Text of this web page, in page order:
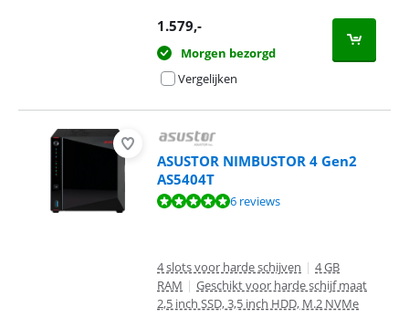
1.579,-
Morgen bezorgd
Vergelijken
ASUSTOR NIMBUSTOR 4 Gen2
AS5404T
Beoordeling is 9,8 van de 10, gebaseerd op 6 reviews.
6 reviews
4 slots voor harde schijven | 4 GB
RAM | Geschikt voor harde schijf maat
2,5 inch SSD, 3,5 inch HDD, M.2 NVMe